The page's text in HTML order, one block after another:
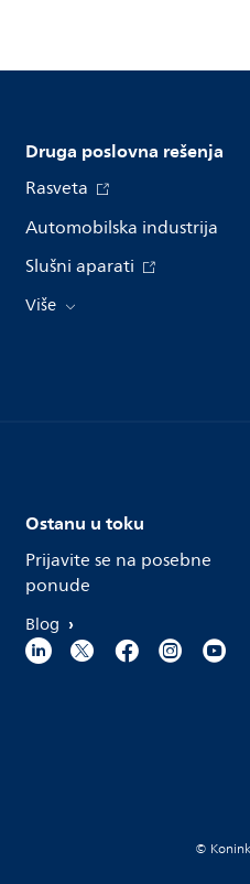
Druga poslovna rešenja
Rasveta
Automobilska industrija
Slušni aparati
Više
Ostanu u toku
Prijavite se na posebne
ponude
Blog
©